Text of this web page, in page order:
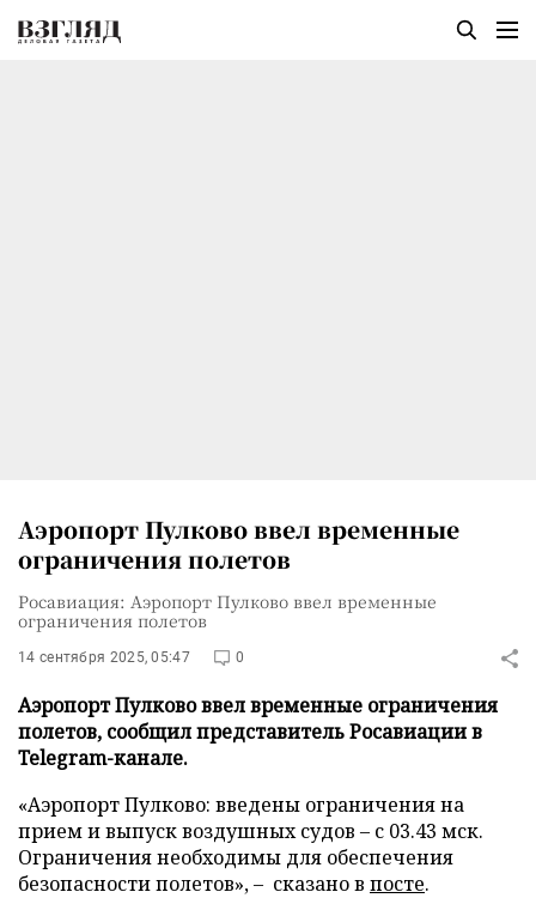
Аэропорт Пулково ввел временные
ограничения полетов
Росавиация: Аэропорт Пулково ввел временные
ограничения полетов
14 сентября 2025, 05:47 0
Аэропорт Пулково ввел временные ограничения
полетов, сообщил представитель Росавиации в
Telegram-канале.
«Аэропорт Пулково: введены ограничения на
прием и выпуск воздушных судов – с 03.43 мск.
Ограничения необходимы для обеспечения
безопасности полетов», – сказано в посте.